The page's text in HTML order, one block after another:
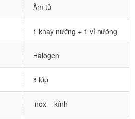
Âm tủ
1 khay nướng + 1 vỉ nướng
Halogen
3 lớp
Inox – kính